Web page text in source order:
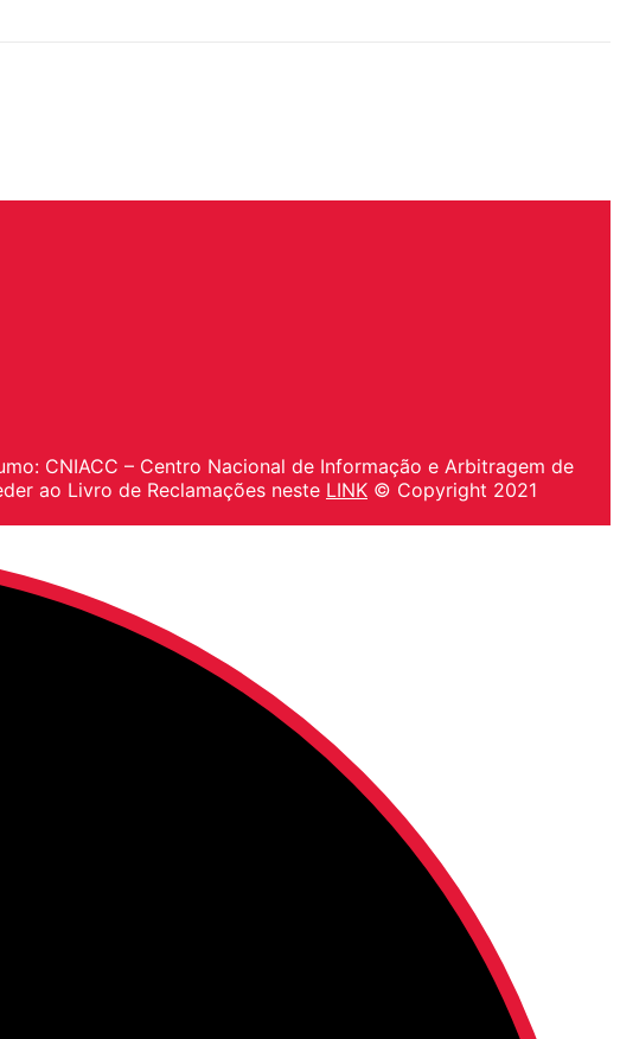
CNIACC – Centro Nacional de Informação e Arbitragem de
ao Livro de Reclamações neste LINK © Copyright 2021